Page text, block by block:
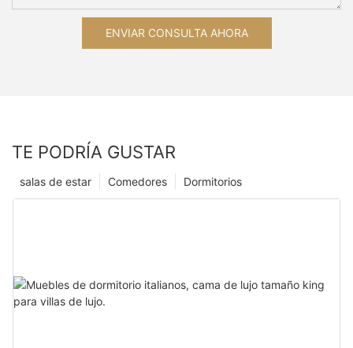
ENVIAR CONSULTA AHORA
TE PODRÍA GUSTAR
Dormitorios
Comedores
salas de estar